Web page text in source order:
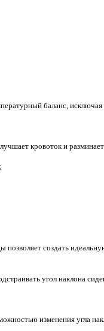
баланс,
кровоток и
позволяет создать
угол наклона
изменения угла